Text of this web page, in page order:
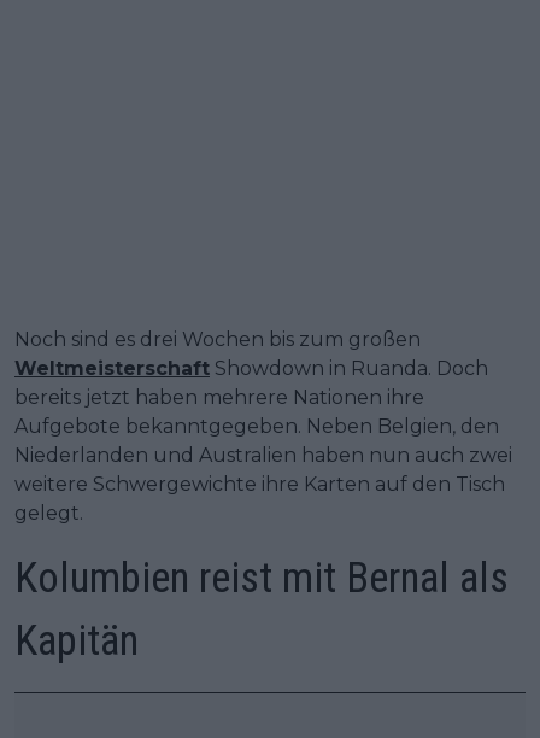
Noch sind es drei Wochen bis zum großen
Weltmeisterschaft Showdown in Ruanda. Doch
bereits jetzt haben mehrere Nationen ihre
Aufgebote bekanntgegeben. Neben Belgien, den
Niederlanden und Australien haben nun auch zwei
weitere Schwergewichte ihre Karten auf den Tisch
gelegt.
Kolumbien reist mit Bernal als
Kapitän